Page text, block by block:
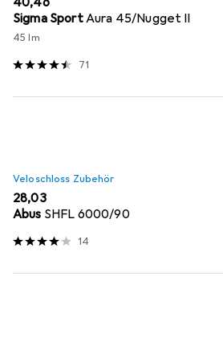
Sigma SportAura 45/Nugget II
45 lm
71
Veloschloss Zubehör
EUR
28,03
Abus SHFL 6000/90
14